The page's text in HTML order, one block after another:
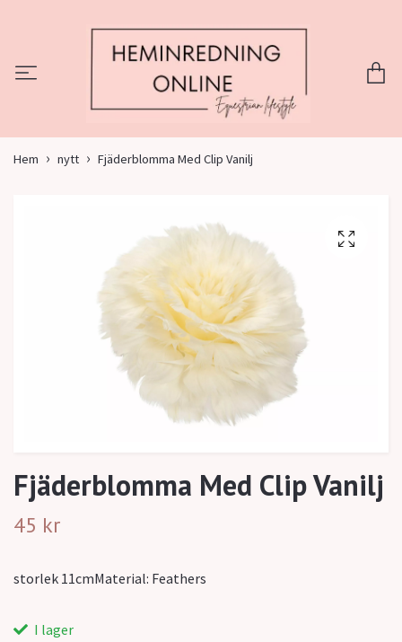
Hem nytt Fjäderblomma Med Clip Vanilj
Fjäderblomma Med Clip Vanilj
45 kr
storlek 11cmMaterial: Feathers
I lager